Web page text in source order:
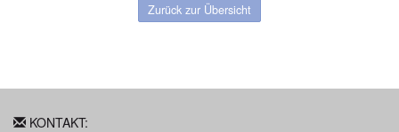
Zurück zur Übersicht
KONTAKT: